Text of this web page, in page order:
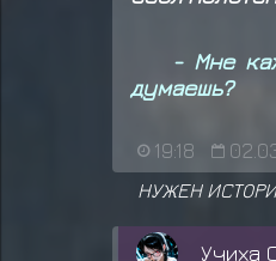
- Мне
думаешь?
19:18
НУЖЕН
Учиха